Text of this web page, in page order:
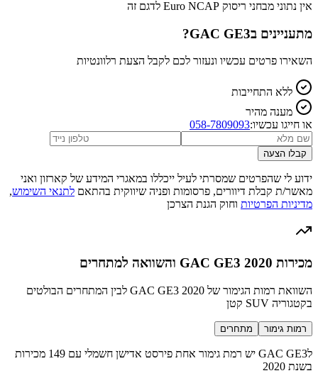
אין נתוני מבחני ריסוק Euro NCAP לדגם זה
מתעניינים בGAC GE3
?
השאירו פרטים עכשיו ונעזור לכם לקבל הצעת רלוונטיות
ללא התחייבות
מענה מהיר
או חייגו עכשיו:058-7809093
קבלו הצעה
ידוע לי שהפרטים שמסרתי לעיל ייכללו במאגרי המידע של קארזון ואני
מאשר/ת קבלת דיוורים, פרסומות ופניה שיווקית בהתאם לתנאי השימוש,
מדיניות הפרטיות וחוק הגנת הצרכן
מכירות GAC GE3 2020 והשוואה למתחרים
השוואת רמות הגימור של GAC GE3 2020 לבין המתחרים הבולטים
בקטגוריה SUV קטן
רמות גימור מתחרים
לGAC GE3 יש רמת גימור אחת פירסט אדישן חשמלי עם 149 מכירות
בשנת 2020